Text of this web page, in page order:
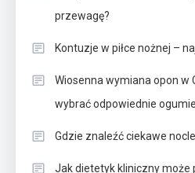
przewagę?
Kontuzje w piłce nożnej –
Wiosenna wymiana opon w
wybrać odpowiednie
Gdzie znaleźć ciekawe
Jak dietetyk kliniczny może